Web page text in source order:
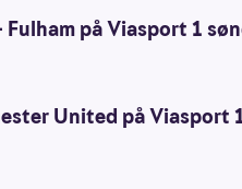
på Viasport 1
United på Viasport